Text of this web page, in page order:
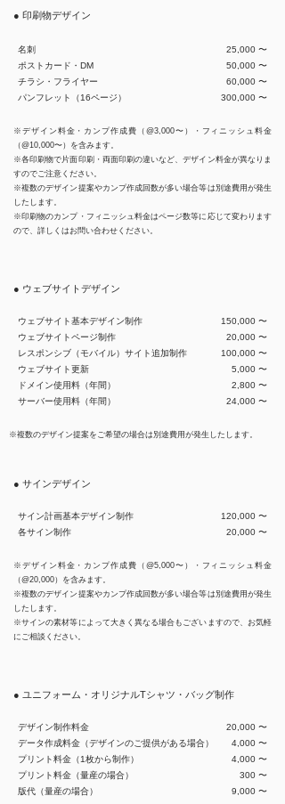
● 印刷物デザイン
名刺
ポストカード・DM
チラシ・フライヤー
パンフレット（16ページ）
25,000 〜
50,000 〜
60,000 〜
300,000 〜
※デザイン料金・カンプ作成費（@3,000〜）・フィニッシュ料金
（@10,000〜）を含みます。
※各印刷物で片面印刷・両面印刷の違いなど、デザイン料金が異なりま
すのでご注意ください。
※複数のデザイン提案やカンプ作成回数が多い場合等は別途費用が発生
したします。
※印刷物のカンプ・フィニッシュ料金はページ数等に応じて変わります
ので、詳しくはお問い合わせください。
● ウェブサイトデザイン
ウェブサイト基本デザイン制作
ウェブサイトページ制作
​レスポンシブ（モバイル）サイト追加制作
ウェブサイト更新
​ドメイン使用料（年間）
サーバー使用料（年間）
150,000 〜
20,000 〜
100,000 〜
5,000 〜
2,800 〜
24,000 〜
※複数のデザイン提案をご希望の場合は別途費用が発生したします。
● サインデザイン
サイン計画基本デザイン制作
各サイン制作
120,000 〜
20,000 〜
※デザイン料金・カンプ作成費（@5,000〜）・フィニッシュ料金
（@20,000）を含みます。
※複数のデザイン提案やカンプ作成回数が多い場合等は別途費用が発生
したします。
※サインの素材等によって大きく異なる場合もございますので、お気軽
にご相談ください。
● ユニフォーム・オリジナルTシャツ・バッグ制作
デザイン制作料金
データ作成料金（デザインのご提供がある場合）
プリント料金（1枚から制作）
プリント料金（量産の場合）
版代（量産の場合）
20,000 〜
4,000 〜
4,000 〜
300 〜
9,000 〜